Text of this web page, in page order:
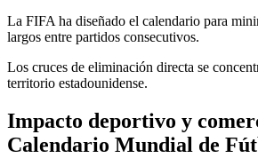
La FIFA ha diseñado el calendario para
largos entre partidos consecutivos.
Los cruces de eliminación directa se
territorio estadounidense.
Impacto deportivo y
Calendario Mundial de